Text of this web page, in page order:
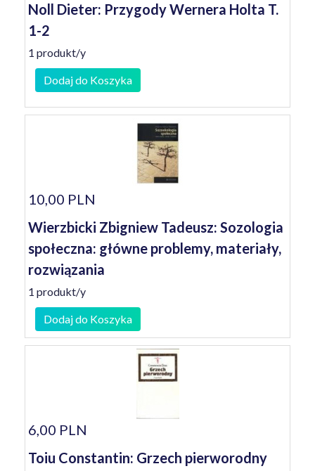
Noll Dieter: Przygody Wernera Holta T.
1-2
1 produkt/y
Dodaj do Koszyka
10,00 PLN
Wierzbicki Zbigniew Tadeusz: Sozologia
społeczna: główne problemy, materiały,
rozwiązania
1 produkt/y
Dodaj do Koszyka
6,00 PLN
Toiu Constantin: Grzech pierworodny